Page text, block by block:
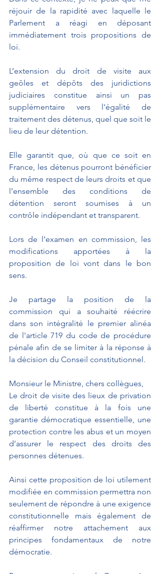
réjouir de la rapidité avec laquelle le
Parlement a réagi en déposant
immédiatement trois propositions de
loi.
L’extension du droit de visite aux
geôles et dépôts des juridictions
judiciaires constitue ainsi un pas
supplémentaire vers l'égalité de
traitement des détenus, quel que soit le
lieu de leur détention.
Elle garantit que, où que ce soit en
France, les détenus pourront bénéficier
du même respect de leurs droits et que
l’ensemble des conditions de
détention seront soumises à un
contrôle indépendant et transparent.
Lors de l’examen en commission, les
modifications apportées à la
proposition de loi vont dans le bon
sens.
Je partage la position de la
commission qui a souhaité réécrire
dans son intégralité le premier alinéa
de l'article 719 du code de procédure
pénale afin de se limiter à la réponse à
la décision du Conseil constitutionnel.
Monsieur le Ministre, chers collègues,
Le droit de visite des lieux de privation
de liberté constitue à la fois une
garantie démocratique essentielle, une
protection contre les abus et un moyen
d’assurer le respect des droits des
personnes détenues.
Ainsi cette proposition de loi utilement
modifiée en commission permettra non
seulement de répondre à une exigence
constitutionnelle mais également de
réaffirmer notre attachement aux
principes fondamentaux de notre
démocratie.